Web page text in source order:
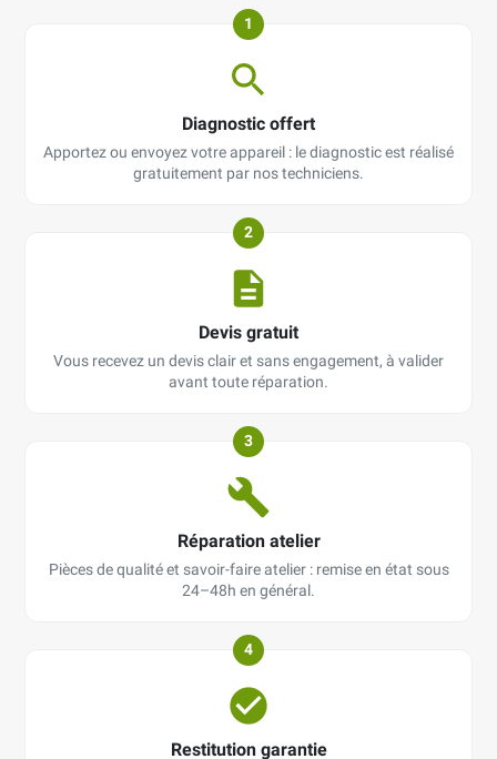
1
Diagnostic offert
Apportez ou envoyez votre appareil : le diagnostic est réalisé
gratuitement par nos techniciens.
2
Devis gratuit
Vous recevez un devis clair et sans engagement, à valider
avant toute réparation.
3
Réparation atelier
Pièces de qualité et savoir-faire atelier : remise en état sous
24–48h en général.
4
Restitution garantie